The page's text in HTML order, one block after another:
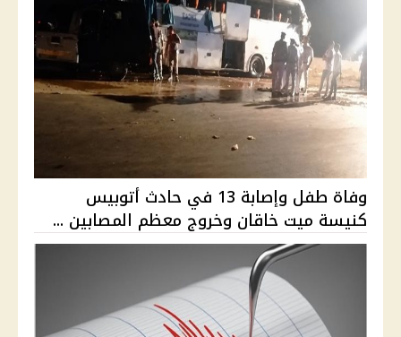
وفاة طفل وإصابة 13 في حادث أتوبيس
كنيسة ميت خاقان وخروج معظم المصابين ...